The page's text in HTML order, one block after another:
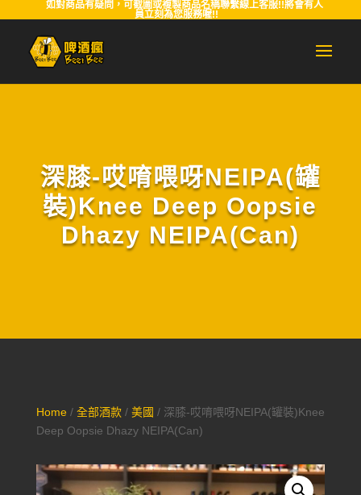
如對商品有疑問，可截圖或複製商品名稱聯繫線上客服!!將會有人
員立刻為您服務喔!!
深膝-哎唷喂呀NEIPA(罐
裝)Knee Deep Oopsie
Dhazy NEIPA(Can)
Home/ 全部酒款/ 美國 / 深膝-哎唷喂呀NEIPA(罐裝)Knee
Deep Oopsie Dhazy NEIPA(Can)